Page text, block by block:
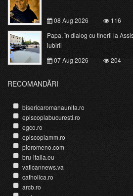
08 Aug 2026 116
Papa, în dialog cu tinerii la
iubirii
07 Aug 2026
204
RECOMANDĂRI
bisericaromanaunita.ro
episcopiabucuresti.ro
egco.ro
episcopiamm.ro
pioromeno.com
bru-italia.eu
vaticannews.va
catholica.ro
arcb.ro